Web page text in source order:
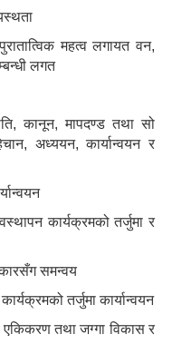
महत्व लगायत वन,
लगत
कानून, मापदण्ड तथा सो
अध्ययन, कार्यान्वयन र
कार्यक्रमको तर्जुमा र
समन्वय
तर्जुमा कार्यान्वयन
तथा जग्गा विकास र